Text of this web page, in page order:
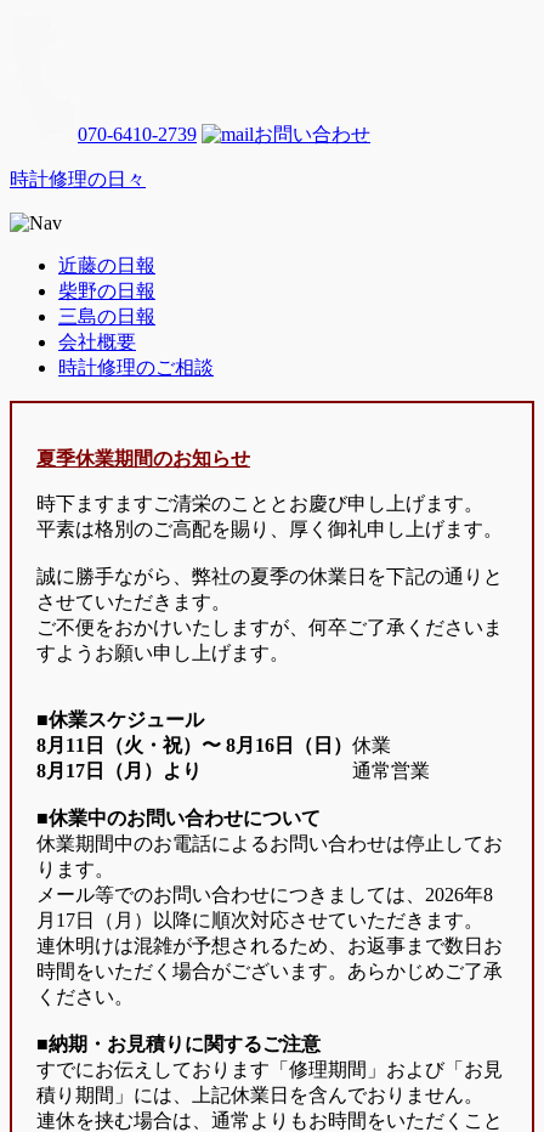
070-6410-2739 お問い合わせ
時計修理の日々
近藤の日報
柴野の日報
三島の日報
会社概要
時計修理のご相談
夏季休業期間のお知らせ
時下ますますご清栄のこととお慶び申し上げます。
平素は格別のご高配を賜り、厚く御礼申し上げます。
誠に勝手ながら、弊社の夏季の休業日を下記の通りと
させていただきます。
ご不便をおかけいたしますが、何卒ご了承くださいま
すようお願い申し上げます。
■休業スケジュール
8月11日（火・祝）〜 8月16日（日） 休業
8月17日（月）より
通常営業
■休業中のお問い合わせについて
休業期間中のお電話によるお問い合わせは停止してお
ります。
メール等でのお問い合わせにつきましては、2026年8
月17日（月）以降に順次対応させていただきます。
連休明けは混雑が予想されるため、お返事まで数日お
時間をいただく場合がございます。あらかじめご了承
ください。
■納期・お見積りに関するご注意
すでにお伝えしております「修理期間」および「お見
積り期間」には、上記休業日を含んでおりません。
連休を挟む場合は、通常よりもお時間をいただくこと